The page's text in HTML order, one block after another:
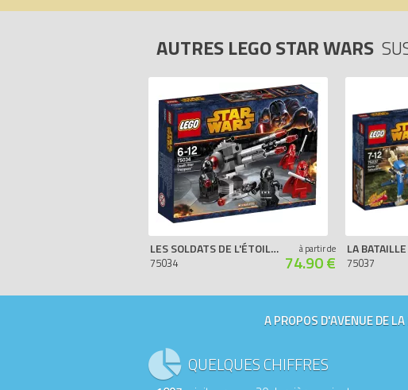
AUTRES LEGO STAR WARS
LES SOLDATS DE L'ÉTOILE DE LA MORT
75034
à partir de
74.90 € 75037
A PROPOS D'AVENUE DE
QUELQUES CHIFFRES